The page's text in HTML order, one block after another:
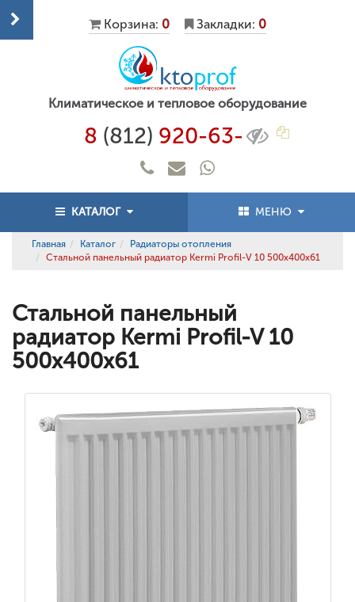
Корзина: 0 Закладки: 0
Климатическое и тепловое оборудование
8 (812) 920-63-
КАТАЛОГ МЕНЮ
Главная Каталог
Радиаторы отопления
Стальной панельный радиатор Kermi Profil-V 10 500x400x61
Стальной панельный
радиатор Kermi Profil-V 10
500x400x61